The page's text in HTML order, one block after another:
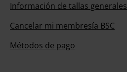
Información de tallas generales
Cancelar mi membresía BSC
Métodos de pago